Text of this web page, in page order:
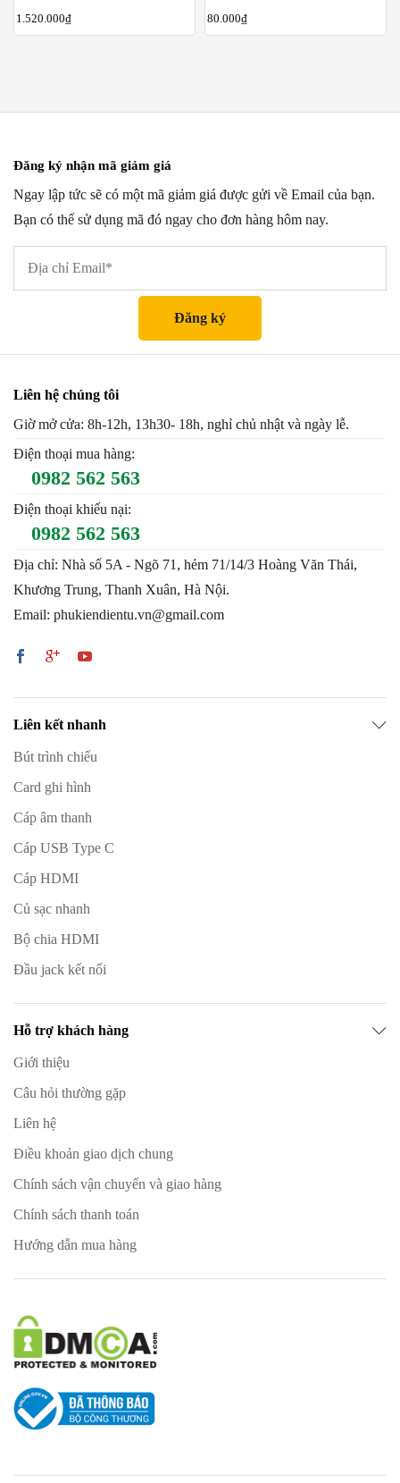
1.520.000₫
điện tử
80.000₫
Đăng ký nhận mã giảm giá
Ngay lập tức sẽ có một mã giảm giá được gửi về Email của bạn.
Bạn có thể sử dụng mã đó ngay cho đơn hàng hôm nay.
Liên hệ chúng tôi
Giờ mở cửa: 8h-12h, 13h30- 18h, nghỉ chủ nhật và ngày lễ.
Điện thoại mua hàng:
0982 562 563
Điện thoại khiếu nại:
0982 562 563
Địa chỉ: Nhà số 5A - Ngõ 71, hẻm 71/14/3 Hoàng Văn Thái,
Khương Trung, Thanh Xuân, Hà Nội.
Email: phukiendientu.vn@gmail.com
Liên kết nhanh
Bút trình chiếu
Card ghi hình
Cáp âm thanh
Cáp USB Type C
Cáp HDMI
Củ sạc nhanh
Bộ chia HDMI
Đầu jack kết nối
Hỗ trợ khách hàng
Giới thiệu
Câu hỏi thường gặp
Liên hệ
Điều khoản giao dịch chung
Chính sách vận chuyển và giao hàng
Chính sách thanh toán
Hướng dẫn mua hàng